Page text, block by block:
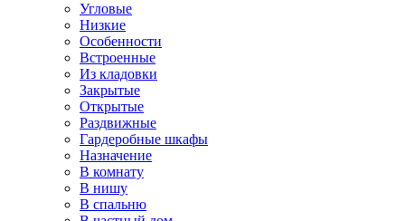
Угловые
Низкие
Особенности
Встроенные
Из кладовки
Закрытые
Открытые
Раздвижные
Гардеробные шкафы
Назначение
В комнату
В нишу
В спальню